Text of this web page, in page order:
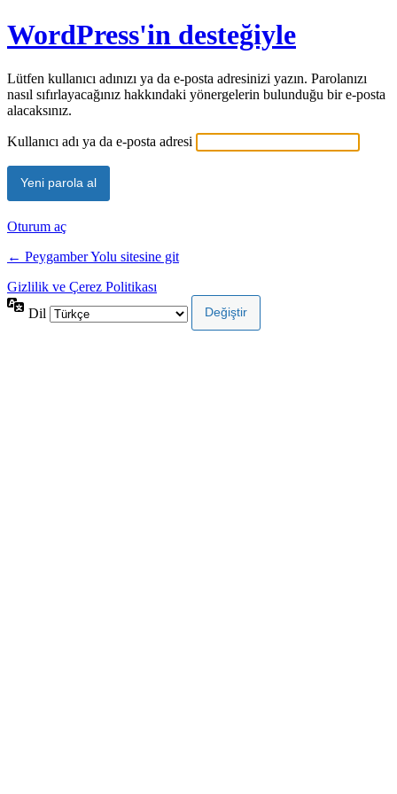
WordPress'in desteğiyle
Lütfen kullanıcı adınızı ya da e-posta adresinizi yazın. Parolanızı
nasıl sıfırlayacağınız hakkındaki yönergelerin bulunduğu bir e-posta
alacaksınız.
Kullanıcı adı ya da e-posta adresi
Oturum aç
← Peygamber Yolu sitesine git
Gizlilik ve Çerez Politikası
Dil